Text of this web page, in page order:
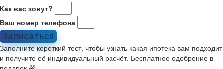
Как вас зовут?
Ваш номер телефона
Записаться
Заполните короткий тест, чтобы узнать какая ипотека вам подходит
и получите её индивидуальный расчёт. Бесплатное одобрение в